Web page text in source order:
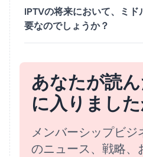
IPTVの将来において、ミ
要なのでしょうか？
あなたが読
に入りまし
メンバーシップビ
のニュース、戦略、